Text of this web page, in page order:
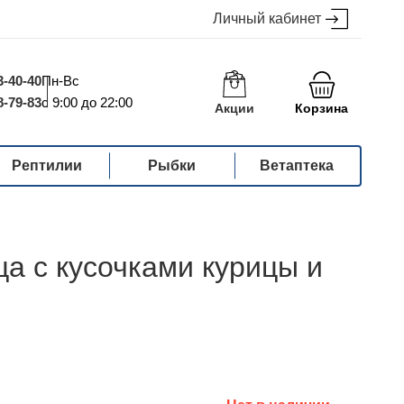
Личный кабинет
40-40
79-83
Пн-Вс
с 9:00 до 22:00
Акции Корзина
Рептилии Рыбки Ветаптека
с кусочками курицы и